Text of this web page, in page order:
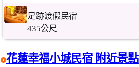
足跡渡假民宿
435公尺
花蓮幸福小城民宿 附近景點